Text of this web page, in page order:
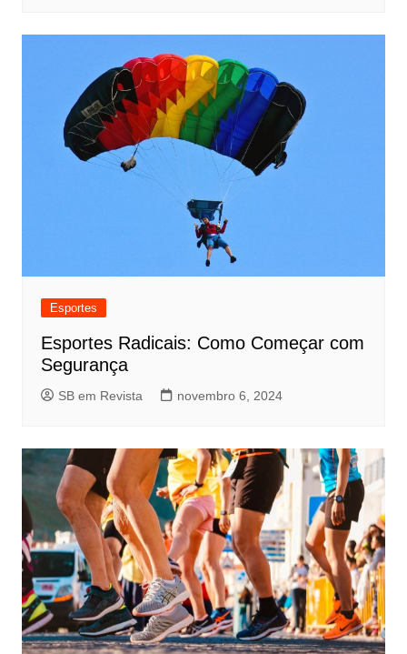
Esportes
Esportes Radicais: Como Começar com
Segurança
SB em Revista novembro 6, 2024